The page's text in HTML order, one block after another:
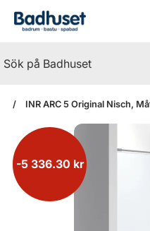
INR ARC 5 Original Nisch,
-5 336.30 kr